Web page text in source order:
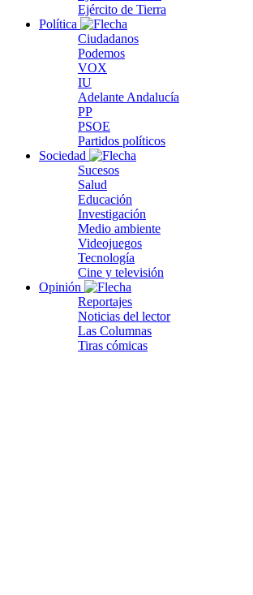
Ejército de Tierra
Política
Ciudadanos
Podemos
VOX
IU
Adelante Andalucía
PP
PSOE
Partidos políticos
Sociedad
Sucesos
Salud
Educación
Investigación
Medio ambiente
Videojuegos
Tecnología
Cine y televisión
Opinión
Reportajes
Noticias del lector
Las Columnas
Tiras cómicas